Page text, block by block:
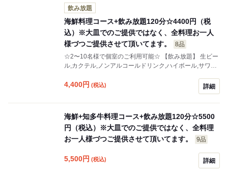
飲み放題
海鮮料理コース+飲み放題120分☆4400円（税
込）※大皿でのご提供ではなく、全料理お一人
様づつご提供させて頂いてます。
8品
☆2〜10名様で個室のご利用可能☆ 【飲み放題】 生ビー
ル,カクテル,ノンアルコールドリンク,ハイボール,サワー,
ス料理】 御一人様一皿づつお出しする会席コース。
4,400円 (税込) 詳細
海鮮+知多牛料理コース+飲み放題120分☆5500
円（税込）※大皿でのご提供ではなく、全料理
お一人様づつご提供させて頂いてます。
9品
5,500円 (税込) 詳細